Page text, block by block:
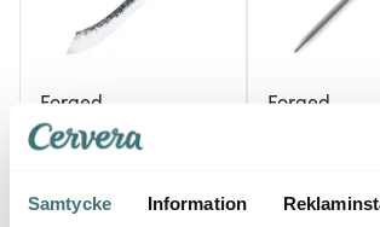
Samtycke Information
Forged
Katai köttkniv 25,5 cm
stål/trä
2479 kr
Forged
Olive
1589 kr